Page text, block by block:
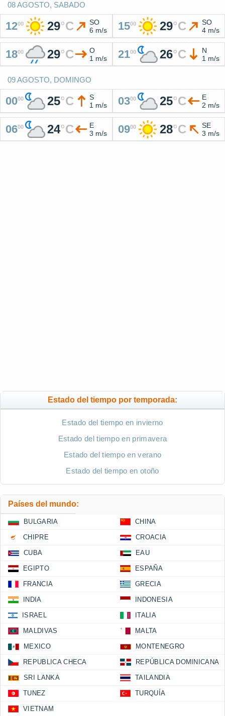
08 AGOSTO, SABADO
1200 29°C
SO
6 m/s
1500 29°C
SO
4 m/s
1800 29°C
O
1 m/s
2100 26°C
N
1 m/s
09 AGOSTO, DOMINGO
0000 25°C
S
1 m/s
0300 25°C
E
2 m/s
0600 24°C
E
3 m/s
0900 28°C
SE
3 m/s
Estado del tiempo por temporada:
Estado del tiempo en invierno
Estado del tiempo en primavera
Estado del tiempo en verano
Estado del tiempo en otoño
Países del mundo:
BULGARIA CHINA
CHIPRE CROACIA
CUBA EAU
EGIPTO ESPAÑA
FRANCIA GRECIA
INDIA INDONESIA
ISRAEL ITALIA
MALDIVAS MALTA
MEXICO MONTENEGRO
REPUBLICA CHECA REPÚBLICA DOMINICANA
SRI LANKA TAILANDIA
TUNEZ TURQUÍA
VIETNAM